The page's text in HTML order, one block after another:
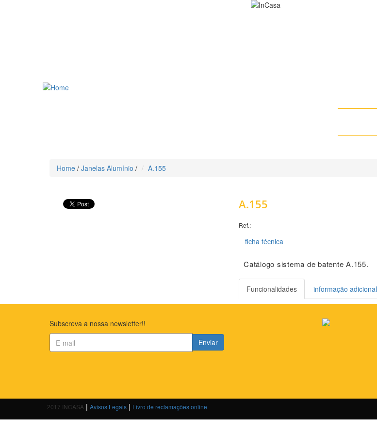
Home / Janelas Alumínio / A.155
A.155
Ref.:
ficha técnica
Catálogo sistema de batente A.155.
Funcionalidades informação adicional
Subscreva a nossa newsletter!!
Enviar
2017 INCASA | Avisos Legais | Livro de reclamações online